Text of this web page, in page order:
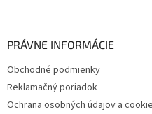
PRÁVNE INFORMÁCIE
Obchodné podmienky
Reklamačný poriadok
Ochrana osobných údajov a